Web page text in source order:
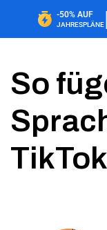
-50% AUF
JAHRESPLÄNE|
So
TikTok